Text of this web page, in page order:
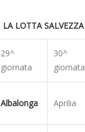
LA LOTTA SALVEZZA
29^
giornata
30^
giornata
Albalonga Aprilia